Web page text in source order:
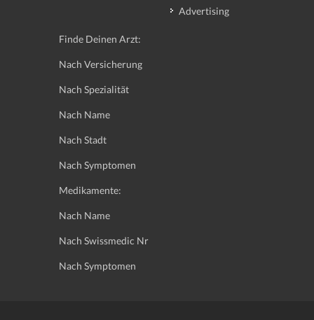
Advertising
Finde Deinen Arzt:
Nach Versicherung
Nach Spezialität
Nach Name
Nach Stadt
Nach Symptomen
Medikamente:
Nach Name
Nach Swissmedic Nr
Nach Symptomen